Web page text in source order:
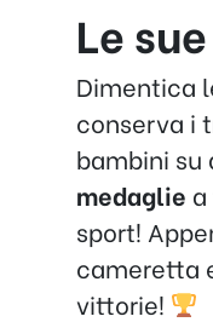
Le
Dimentica
conserva i
bambini su
medaglie
sport!
cameretta
vittorie!